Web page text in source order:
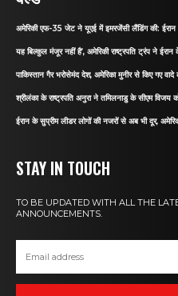
अमेरिकी एफ-35 जेट ने यूएई में इमरजेंसी लैंडिंग की: ईरान
यह बिल्कुल मंजूर नहीं है’, अमेरिकी राष्ट्रपति ट्रंप ने
पाकिस्तान गैर भरोसेमंद देश, अमेरिका मुनीर से किए गए
श्रीलंका के राष्ट्रपति अनुरा ने तमिलनाडु के सीएम विजय
ईरान के सुप्रीम लीडर लोगों की नजरों से अब भी दूर,
STAY IN TOUCH
TO BE UPDATED WITH ALL THE
ANNOUNCEMENTS.